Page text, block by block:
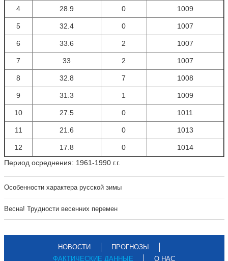
4 28.9 0 1009
5 32.4 0 1007
6 33.6 2 1007
7 33 2 1007
8 32.8 7 1008
9 31.3 1 1009
10 27.5 0 1011
11 21.6 0 1013
12 17.8 0
1014
Период осреднения: 1961-1990 г.г.
Особенности характера русской зимы
Весна! Трудности весенних перемен
НОВОСТИ
ПРОГНОЗЫ
ФАКТИЧЕСКИЕ ДАННЫЕ
О НАС